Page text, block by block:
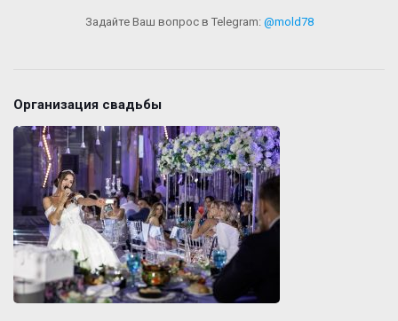
Задайте Ваш вопрос в Telegram: @mold78
Организация свадьбы